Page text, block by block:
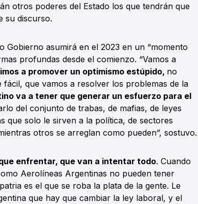
otros poderes del Estado los que tendrán que
su discurso.
Gobierno asumirá en el 2023 en un “momento
profundas desde el comienzo. “Vamos a
a promover un optimismo estúpido, no
que vamos a resolver los problemas de la
va a tener que generar un esfuerzo para el
del conjunto de trabas, de mafias, de leyes
que solo le sirven a la política, de sectores
otros se arreglan como pueden”, sostuvo.
enfrentar, que van a intentar todo. Cuando
Aerolíneas Argentinas no pueden tener
es el que se roba la plata de la gente. Le
que hay que cambiar la ley laboral, y el